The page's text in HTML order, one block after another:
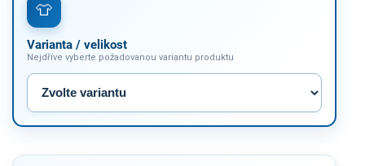
Varianta / velikost
Nejdříve vyberte požadovanou variantu produktu